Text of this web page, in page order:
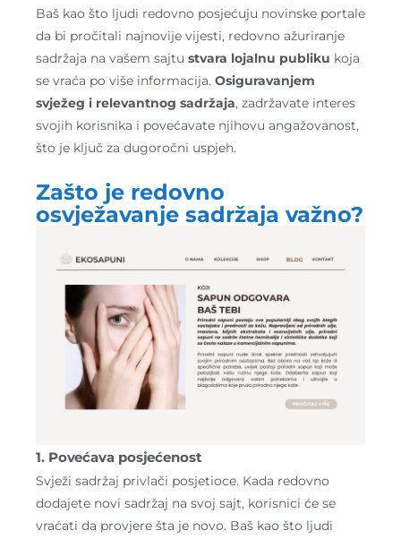
Baš kao što ljudi redovno posjećuju novinske portale
da bi pročitali najnovije vijesti, redovno ažuriranje
sadržaja na vašem sajtu stvara lojalnu publiku koja
se vraća po više informacija. Osiguravanjem
svježeg i relevantnog sadržaja, zadržavate interes
svojih korisnika i povećavate njihovu angažovanost,
što je ključ za dugoročni uspjeh.
Zašto je redovno
osvježavanje sadržaja važno?
1. Povećava posjećenost
Svježi sadržaj privlači posjetioce. Kada redovno
dodajete novi sadržaj na svoj sajt, korisnici će se
vraćati da provjere šta je novo. Baš kao što ljudi